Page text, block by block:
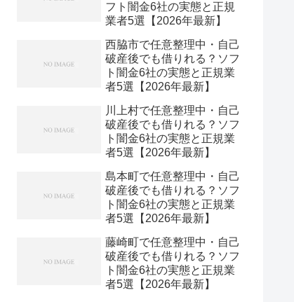
フト闇金6社の実態と正規
業者5選【2026年最新】
西脇市で任意整理中・自己
破産後でも借りれる？ソフ
ト闇金6社の実態と正規業
者5選【2026年最新】
川上村で任意整理中・自己
破産後でも借りれる？ソフ
ト闇金6社の実態と正規業
者5選【2026年最新】
島本町で任意整理中・自己
破産後でも借りれる？ソフ
ト闇金6社の実態と正規業
者5選【2026年最新】
藤崎町で任意整理中・自己
破産後でも借りれる？ソフ
ト闇金6社の実態と正規業
者5選【2026年最新】